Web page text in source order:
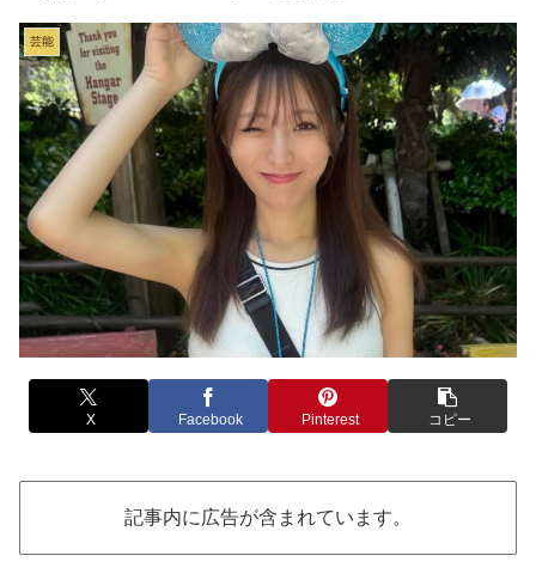
芸能
X Facebook Pinterest コピー
記事内に広告が含まれています。